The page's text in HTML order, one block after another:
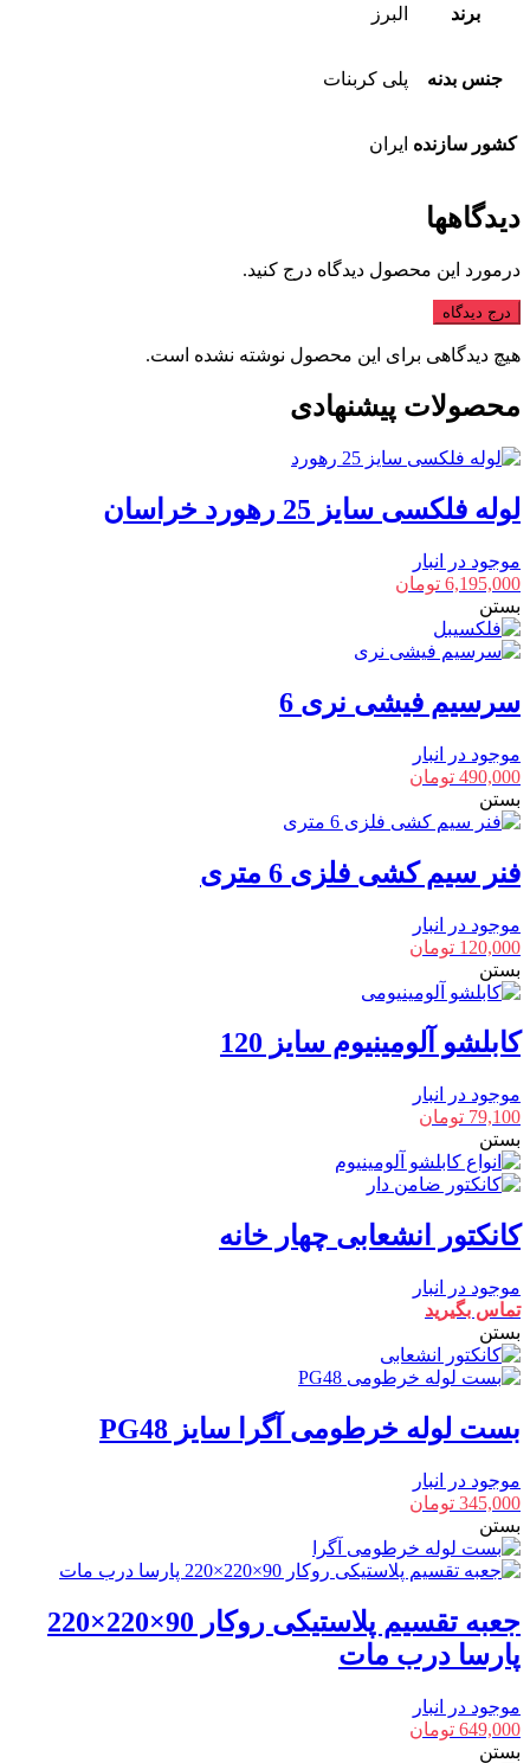
برند البرز
جنس بدنه پلی کربنات
کشور سازنده ایران
دیدگاهها
درمورد این محصول دیدگاه درج کنید.
درج دیدگاه
هیچ دیدگاهی برای این محصول نوشته نشده است.
محصولات پیشنهادی
لوله فلکسی سایز 25 رهورد خراسان
موجود در انبار
6,195,000 تومان
بستن
سرسیم فیشی نری 6
موجود در انبار
490,000 تومان
بستن
فنر سیم کشی فلزی 6 متری
موجود در انبار
120,000 تومان
بستن
کابلشو آلومینیوم سایز 120
موجود در انبار
79,100 تومان
بستن
کانکتور انشعابی چهار خانه
موجود در انبار
تماس بگیرید
بستن
بست لوله خرطومی آگرا سایز PG48
موجود در انبار
345,000 تومان
بستن
جعبه تقسیم پلاستیکی روکار 90×220×220
پارسا درب مات
موجود در انبار
649,000 تومان
بستن